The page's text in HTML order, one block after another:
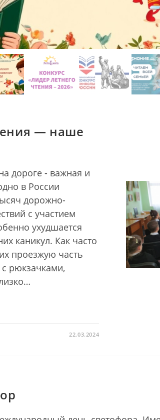
— наше
дороге - важная и
в России
дорожно-
с участием
ухудшается
каникул. Как часто
проезжую часть
рюкзачками,
22.03.2024